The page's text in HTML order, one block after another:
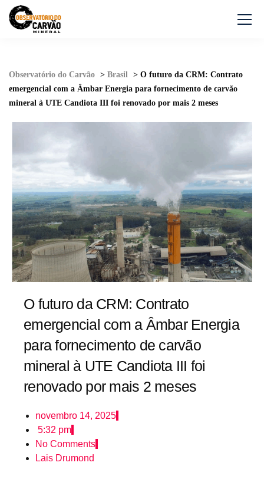
Observatório do Carvão > Brasil > O futuro da CRM: Contrato
emergencial com a Âmbar Energia para fornecimento de carvão
mineral à UTE Candiota III foi renovado por mais 2 meses
O futuro da CRM: Contrato
emergencial com a Âmbar Energia
para fornecimento de carvão
mineral à UTE Candiota III foi
renovado por mais 2 meses
novembro 14, 2025
5:32 pm
No Comments
Lais Drumond